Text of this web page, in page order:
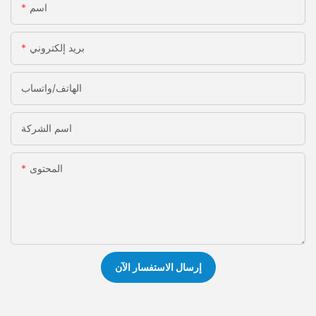
اسم
بريد إلكتروني
الهاتف/واتساب
اسم الشركة
المحتوى
إرسال الاستفسار الآن